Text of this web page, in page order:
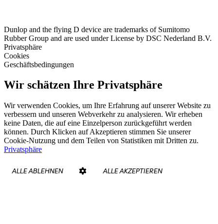
Dunlop and the flying D device are trademarks of Sumitomo
Rubber Group and are used under License by DSC Nederland B.V.
Privatsphäre
Cookies
Geschäftsbedingungen
Wir schätzen Ihre Privatsphäre
Wir verwenden Cookies, um Ihre Erfahrung auf unserer Website zu
verbessern und unseren Webverkehr zu analysieren. Wir erheben
keine Daten, die auf eine Einzelperson zurückgeführt werden
können. Durch Klicken auf Akzeptieren stimmen Sie unserer
Cookie-Nutzung und dem Teilen von Statistiken mit Dritten zu.
Privatsphäre
ALLE ABLEHNEN ALLE AKZEPTIEREN